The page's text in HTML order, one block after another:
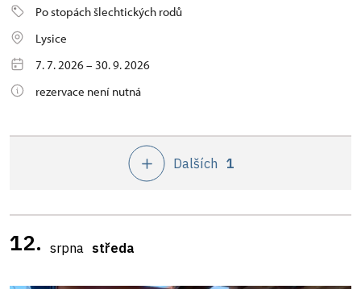
Po stopách šlechtických rodů
Lysice
7. 7. 2026 – 30. 9. 2026
rezervace není nutná
Dalších 1
12. srpna středa